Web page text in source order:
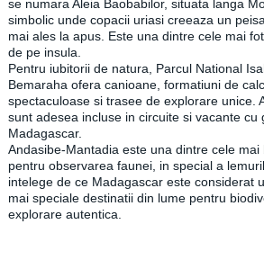
se numara Aleia Baobabilor, situata langa
simbolic unde copacii uriasi creeaza un
mai ales la apus. Este una dintre cele mai
de pe insula.
Pentru iubitorii de natura, Parcul National
Bemaraha ofera canioane, formatiuni de
spectaculoase si trasee de explorare unice.
sunt adesea incluse in circuite si vacante cu
Madagascar.
Andasibe-Mantadia este una dintre cele mai
pentru observarea faunei, in special a
intelege de ce Madagascar este considerat
mai speciale destinatii din lume pentru
explorare autentica.